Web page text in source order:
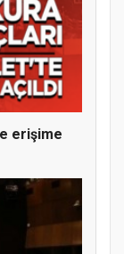
ZİYARET
erişime